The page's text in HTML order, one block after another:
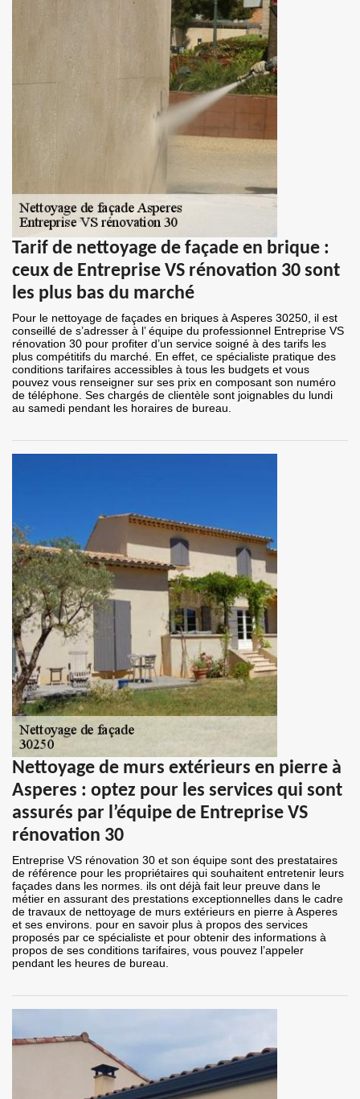
Tarif de nettoyage de façade en brique :
ceux de Entreprise VS rénovation 30 sont
les plus bas du marché
Pour le nettoyage de façades en briques à Asperes 30250, il est
conseillé de s’adresser à l’ équipe du professionnel Entreprise VS
rénovation 30 pour profiter d’un service soigné à des tarifs les
plus compétitifs du marché. En effet, ce spécialiste pratique des
conditions tarifaires accessibles à tous les budgets et vous
pouvez vous renseigner sur ses prix en composant son numéro
de téléphone. Ses chargés de clientèle sont joignables du lundi
au samedi pendant les horaires de bureau.
Nettoyage de murs extérieurs en pierre à
Asperes : optez pour les services qui sont
assurés par l’équipe de Entreprise VS
rénovation 30
Entreprise VS rénovation 30 et son équipe sont des prestataires
de référence pour les propriétaires qui souhaitent entretenir leurs
façades dans les normes. ils ont déjà fait leur preuve dans le
métier en assurant des prestations exceptionnelles dans le cadre
de travaux de nettoyage de murs extérieurs en pierre à Asperes
et ses environs. pour en savoir plus à propos des services
proposés par ce spécialiste et pour obtenir des informations à
propos de ses conditions tarifaires, vous pouvez l’appeler
pendant les heures de bureau.